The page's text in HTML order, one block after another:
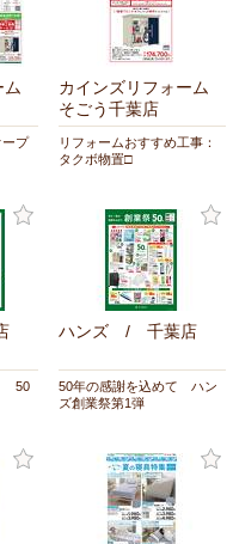
ム
ープ
カインズリフォーム
そごう千葉店
リフォームおすすめ工事：
タクボ物置□
50
ハンズ / 千葉店
50年の感謝を込めて ハン
ズ創業祭第1弾